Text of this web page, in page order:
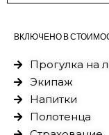
ВКЛЮЧЕНО В
Прогулка на
Экипаж
Напитки
Полотенца